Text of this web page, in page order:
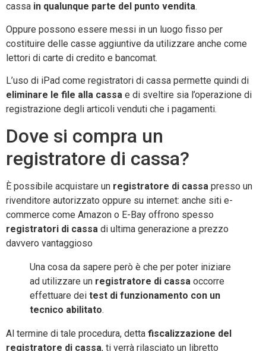
cassa in qualunque parte del punto vendita.
Oppure possono essere messi in un luogo fisso per
costituire delle casse aggiuntive da utilizzare anche come
lettori di carte di credito e bancomat.
L’uso di iPad come registratori di cassa permette quindi di
eliminare le file alla cassa e di sveltire sia l’operazione di
registrazione degli articoli venduti che i pagamenti.
Dove si compra un
registratore di cassa?
È possibile acquistare un registratore di cassa presso un
rivenditore autorizzato oppure su internet: anche siti e-
commerce come Amazon o E-Bay offrono spesso
registratori di cassa di ultima generazione a prezzo
davvero vantaggioso
Una cosa da sapere però è che per poter iniziare
ad utilizzare un registratore di cassa occorre
effettuare dei test di funzionamento con un
tecnico abilitato.
Al termine di tale procedura, detta fiscalizzazione del
registratore di cassa, ti verrà rilasciato un libretto